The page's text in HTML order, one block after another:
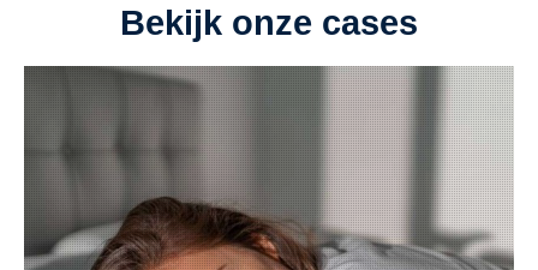
Bekijk onze cases